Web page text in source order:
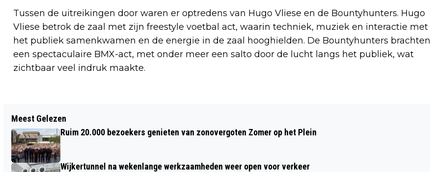
Tussen de uitreikingen door waren er optredens van Hugo Vliese en de Bountyhunters. Hugo
Vliese betrok de zaal met zijn freestyle voetbal act, waarin techniek, muziek en interactie met
het publiek samenkwamen en de energie in de zaal hooghielden. De Bountyhunters brachten
een spectaculaire BMX-act, met onder meer een salto door de lucht langs het publiek, wat
zichtbaar veel indruk maakte.
KERSTVAKANTIE OP DE MEENT:
ALKMAARS IJSPLEIN BRENGT FAMILIES
SAMEN
GEMEENTEN VANAF JANUARI 2026
Meest Gelezen
Ruim 20.000 bezoekers genieten van zonovergoten Zomer op het Plein
Wijkertunnel na wekenlange werkzaamheden weer open voor verkeer